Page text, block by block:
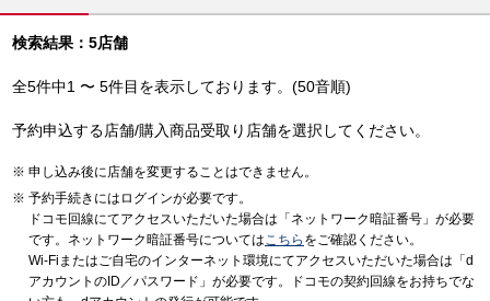
検索結果：5店舗
全5件中1 〜 5件目を表示しております。(50音順)
予約申込する店舗/購入商品受取り店舗を選択してください。
申し込み後に店舗を変更することはできません。
予約手続きにはログインが必要です。
ドコモ回線にてアクセスいただいた場合は「ネットワーク暗証番号」が必要
です。ネットワーク暗証番号についてはこちら をご確認ください。
Wi-Fiまたはご自宅のインターネット環境にてアクセスいただいた場合は「d
アカウントのID／パスワード」が必要です。ドコモの契約回線をお持ちでな